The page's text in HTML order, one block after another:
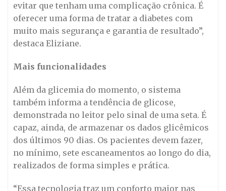
evitar que tenham uma complicação crônica. É
oferecer uma forma de tratar a diabetes com
muito mais segurança e garantia de resultado”,
destaca Eliziane.
Mais funcionalidades
Além da glicemia do momento, o sistema
também informa a tendência de glicose,
demonstrada no leitor pelo sinal de uma seta. É
capaz, ainda, de armazenar os dados glicêmicos
dos últimos 90 dias. Os pacientes devem fazer,
no mínimo, sete escaneamentos ao longo do dia,
realizados de forma simples e prática.
“Essa tecnologia traz um conforto maior nas